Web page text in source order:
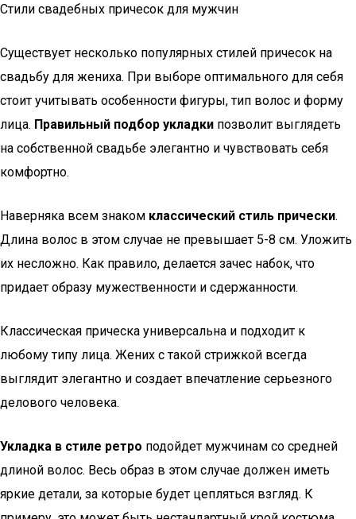
Стили свадебных причесок для мужчин
Существует несколько популярных стилей причесок на
свадьбу для жениха. При выборе оптимального для себя
стоит учитывать особенности фигуры, тип волос и форму
лица. Правильный подбор укладки позволит выглядеть
на собственной свадьбе элегантно и чувствовать себя
комфортно.
Наверняка всем знаком классический стиль прически.
Длина волос в этом случае не превышает 5-8 см. Уложить
их несложно. Как правило, делается зачес набок, что
придает образу мужественности и сдержанности.
Классическая прическа универсальна и подходит к
любому типу лица. Жених с такой стрижкой всегда
выглядит элегантно и создает впечатление серьезного
делового человека.
Укладка в стиле ретро подойдет мужчинам со средней
длиной волос. Весь образ в этом случае должен иметь
яркие детали, за которые будет цепляться взгляд. К